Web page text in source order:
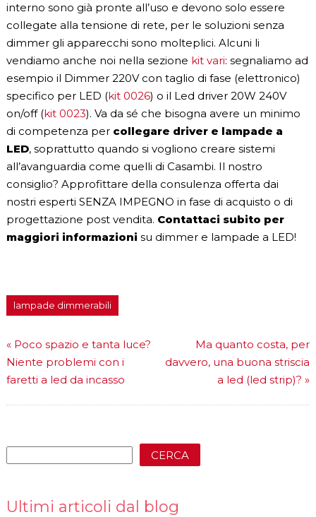
interno sono già pronte all’uso e devono solo essere
collegate alla tensione di rete, per le soluzioni senza
dimmer gli apparecchi sono molteplici. Alcuni li
vendiamo anche noi nella sezione kit vari: segnaliamo ad
esempio il Dimmer 220V con taglio di fase (elettronico)
specifico per LED (kit 0026) o il Led driver 20W 240V
on/off (kit 0023). Va da sé che bisogna avere un minimo
di competenza per collegare driver e lampade a
LED, soprattutto quando si vogliono creare sistemi
all’avanguardia come quelli di Casambi. Il nostro
consiglio? Approfittare della consulenza offerta dai
nostri esperti SENZA IMPEGNO in fase di acquisto o di
progettazione post vendita. Contattaci subito per
maggiori informazioni su dimmer e lampade a LED!
lampade dimmerabili
« Poco spazio e tanta luce?
Niente problemi con i
faretti a led da incasso
Ma quanto costa, per
davvero, una buona striscia
a led (led strip)? »
CERCA
Ultimi articoli dal blog